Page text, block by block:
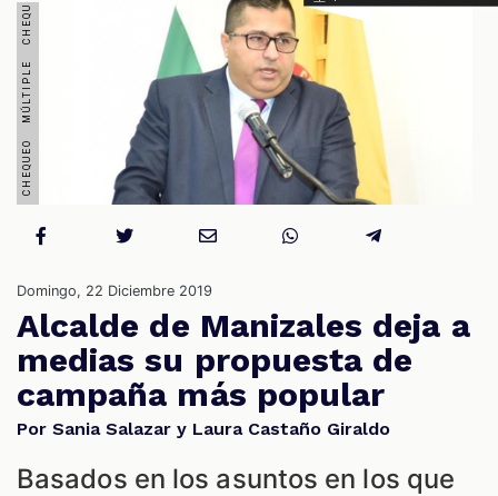
Domingo, 22 Diciembre 2019
Alcalde de Manizales deja a
medias su propuesta de
campaña más popular
Por Sania Salazar y Laura Castaño Giraldo
Basados en los asuntos en los que